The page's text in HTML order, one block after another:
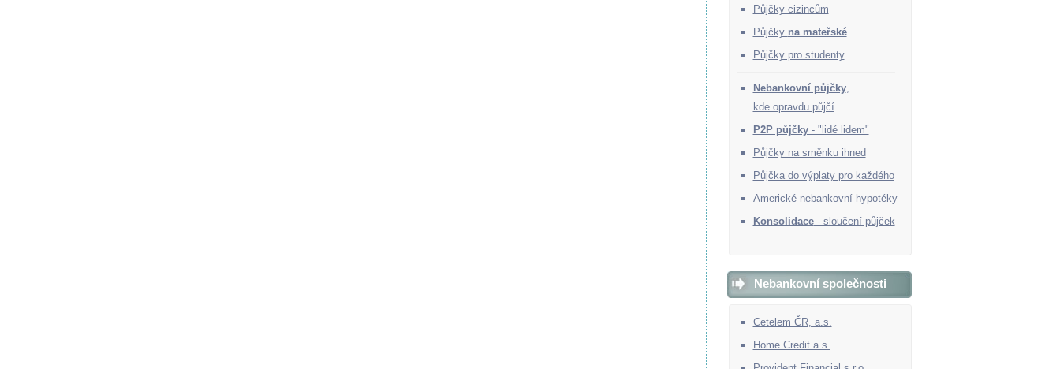
Půjčky cizincům
Půjčky na mateřské
Půjčky pro studenty
Nebankovní půjčky,
kde opravdu půjčí
P2P půjčky- "lidé lidem"
Půjčky na směnku ihned
Půjčka do výplaty pro každého
Americké nebankovní hypotéky
Konsolidace- sloučení půjček
Nebankovní společnosti
Cetelem ČR, a.s.
Home Credit a.s.